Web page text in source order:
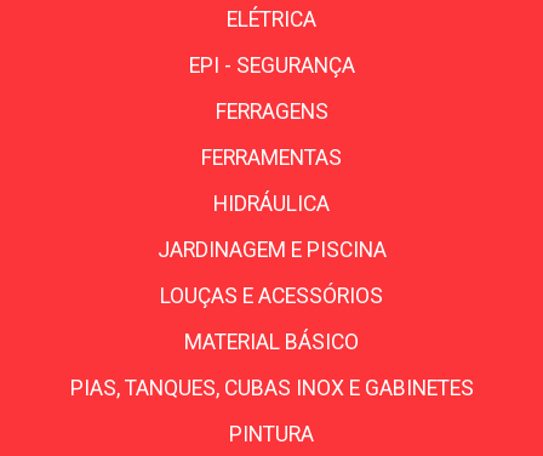
ELÉTRICA
EPI - SEGURANÇA
FERRAGENS
FERRAMENTAS
HIDRÁULICA
JARDINAGEM E PISCINA
LOUÇAS E ACESSÓRIOS
MATERIAL BÁSICO
PIAS, TANQUES, CUBAS INOX E GABINETES
PINTURA